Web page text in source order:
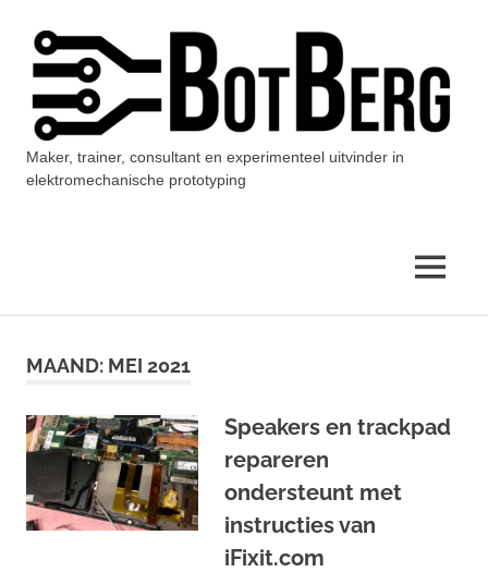
inhoud
BotBerg
Maker, trainer, consultant en experimenteel uitvinder in
elektromechanische prototyping
MENU
MAAND: MEI 2021
Speakers en trackpad
repareren
ondersteunt met
instructies van
iFixit.com